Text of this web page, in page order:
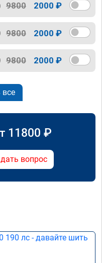
9800 2000 ₽
9800 2000 ₽
9800 2000 ₽
все
11800 ₽
вопрос